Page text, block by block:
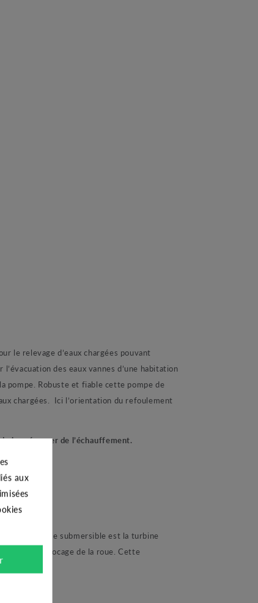
le relevage d’eaux chargées pouvant
des eaux vannes d’une habitation
pompe. Robuste et fiable cette pompe de
chargées. Ici l’orientation du refoulement
le préserver de l’échauffement.
etc.
cette pompe submersible est la turbine
risque de blocage de la roue. Cette
aux